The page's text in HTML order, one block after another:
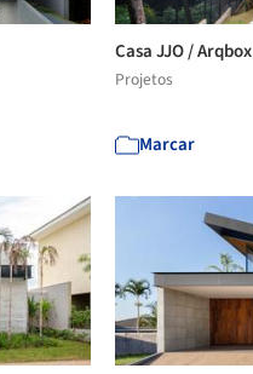
Casa JJO / Arqbox
Projetos
Marcar